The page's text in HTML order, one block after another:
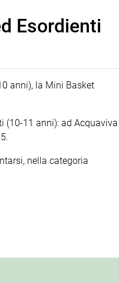
Esordienti
anni), la Mini Basket
(10-11 anni): ad Acquaviva
nella categoria